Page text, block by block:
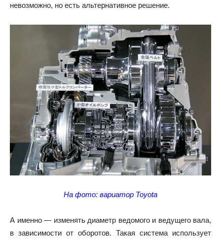
невозможно, но есть альтернативное решение.
На фото: вариатор Toyota
А именно — изменять диаметр ведомого и ведущего вала,
в зависимости от оборотов. Такая система использует